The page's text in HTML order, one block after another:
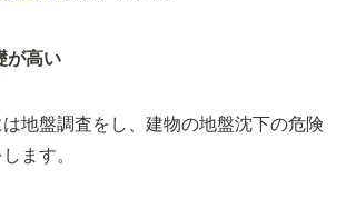
が高い
地盤調査をし、建物の地盤沈下の危険
ます。